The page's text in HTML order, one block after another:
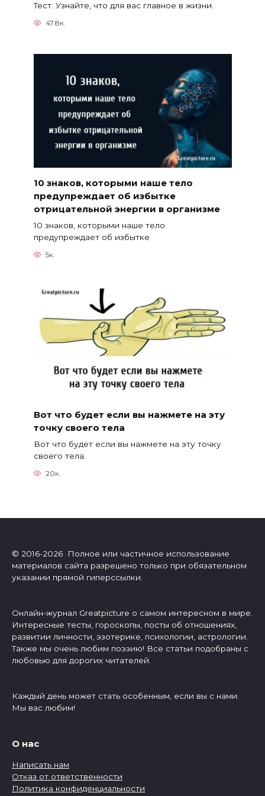
Тест: Узнайте, что для вас главное в жизни.
47.8к.
10 знаков, которыми наше тело
предупреждает об избытке
отрицательной энергии в организме
10 знаков, которыми наше тело
предупреждает об избытке
5к.
Вот что будет если вы нажмете на эту
точку своего тела
Вот что будет если вы нажмете на эту точку
своего тела.
20к.
© 2016-2026 Полное или частичное использование
материалов сайта разрешено только при обязательном
указании прямой гиперссылки.
Онлайн-журнал Greatpicture о самом интересном в мире.
Интересные тесты, гороскопы, посты об отношениях,
развитии личности, эзотерике, психологии, астрологии.
Также мы очень любим поэзию! Все статьи подобраны с
любовью для дорогих читателей.
Каждый день может стать особенным, если вы с нами.
Мы вас любим!
О нас
Написать нам
Отказ от ответственности
Политика конфиденциальности